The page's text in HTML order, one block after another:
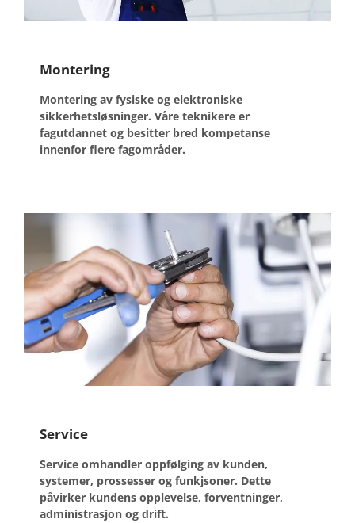
Montering
Montering av fysiske og elektroniske
sikkerhetsløsninger. Våre teknikere er
fagutdannet og besitter bred kompetanse
innenfor flere fagområder.
Service
Service omhandler oppfølging av kunden,
systemer, prossesser og funkjsoner. Dette
påvirker kundens opplevelse, forventninger,
administrasjon og drift.